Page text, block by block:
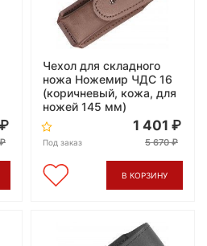
Чехол для складного
ножа Ножемир ЧДС 16
(коричневый, кожа, для
ножей 145 мм)
Под заказ
1 401
5 670
В КОРЗИНУ